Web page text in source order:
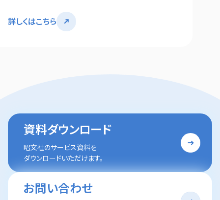
詳しくはこちら
資料ダウンロード
昭文社のサービス資料を
ダウンロードいただけます。
お問い合わせ